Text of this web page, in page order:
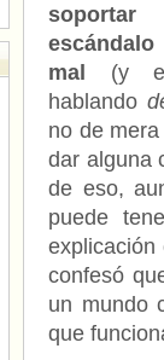
mal
(y
hablando
no de
dar alguna
de eso,
puede
confesó
un mundo
que